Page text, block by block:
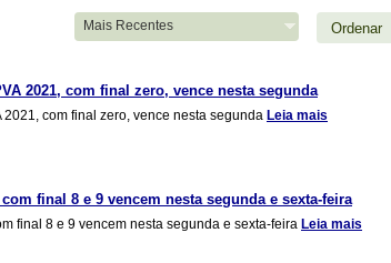
Ordenar
2021, com final zero, vence nesta segunda
2021, com final zero, vence nesta segunda Leia mais
com final 8 e 9 vencem nesta segunda e sexta-feira
final 8 e 9 vencem nesta segunda e sexta-feira Leia mais